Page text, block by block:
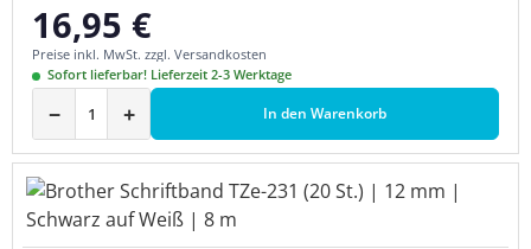
Regulärer Preis:
16,95 €
Preise inkl. MwSt. zzgl. Versandkosten
Sofort lieferbar! Lieferzeit 2-3 Werktage
− + In den Warenkorb